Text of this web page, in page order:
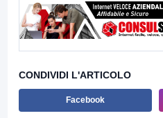
CONDIVIDI L'ARTICOLO
Facebook